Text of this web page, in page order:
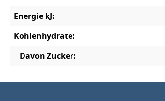
Energie kJ:
Kohlenhydrate:
Davon Zucker: